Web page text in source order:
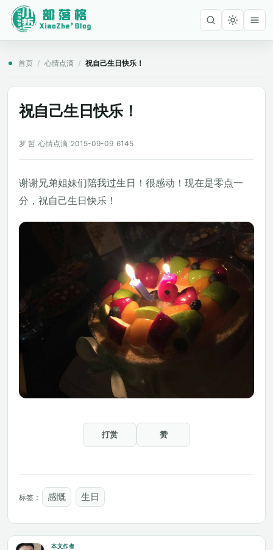
首页 / 心情点滴 / 祝自己生日快乐！
祝自己生日快乐！
罗 哲 心情点滴 2015-09-09 6145
谢谢兄弟姐妹们陪我过生日！很感动！现在是零点一
分，祝自己生日快乐！
打赏 赞
标签： 感慨 生日
本文作者